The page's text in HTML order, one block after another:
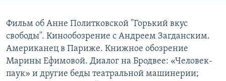
Фильм об Анне Политковской ''Горький вкус
свободы''. Кинообозрение с Андреем Загданским.
Американец в Париже. Книжное обозрение
Марины Ефимовой. Диалог на Бродвее: «Человек-
паук» и другие беды театральной машинерии;